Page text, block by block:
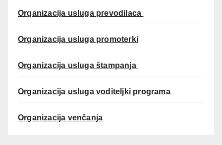
Organizacija usluga prevodilaca
Organizacija usluga promoterki
Organizacija usluga štampanja
Organizacija usluga voditeljki programa
Organizacija venčanja